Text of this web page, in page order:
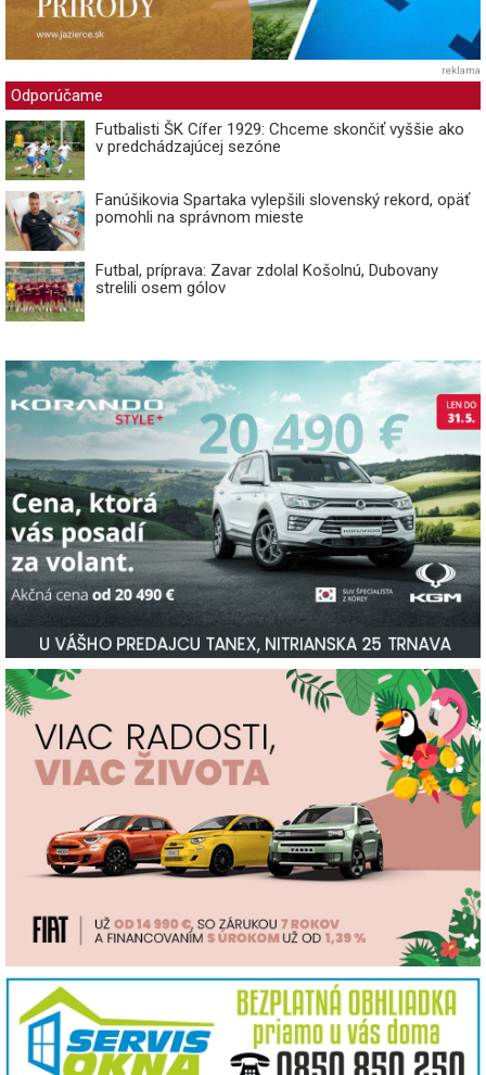
reklama
Odporúčame
Futbalisti ŠK Cífer 1929: Chceme skončiť vyššie ako
v predchádzajúcej sezóne
Fanúšikovia Spartaka vylepšili slovenský rekord, opäť
pomohli na správnom mieste
Futbal, príprava: Zavar zdolal Košolnú, Dubovany
strelili osem gólov